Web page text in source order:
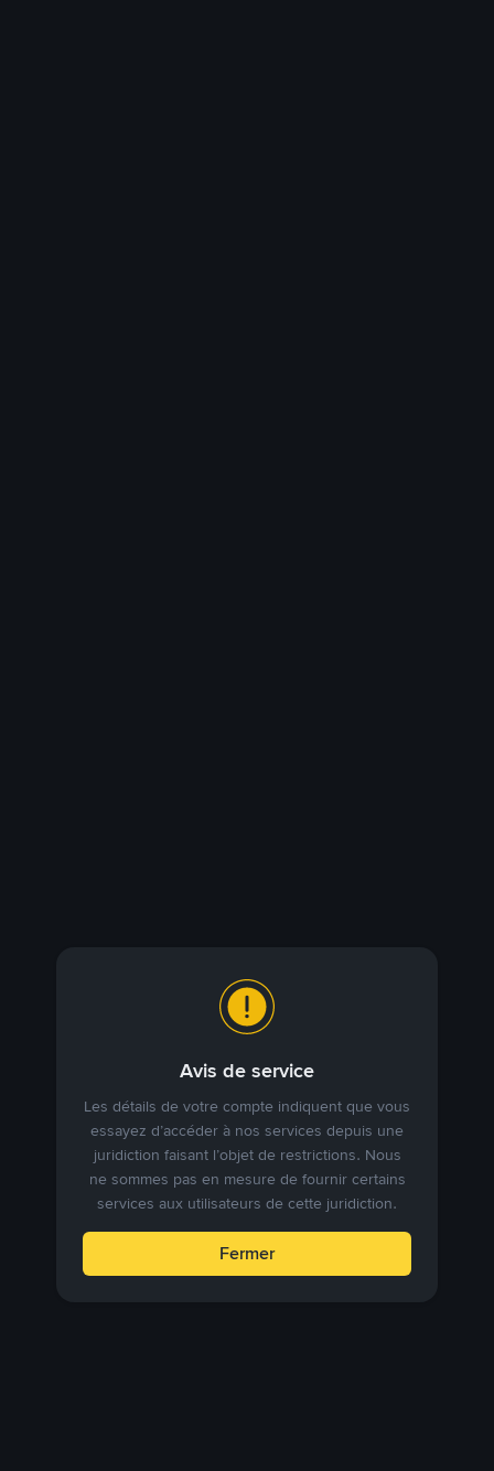
Avis de service
Les détails de votre compte indiquent que vous
essayez d’accéder à nos services depuis une
juridiction faisant l’objet de restrictions. Nous
ne sommes pas en mesure de fournir certains
services aux utilisateurs de cette juridiction.
Fermer